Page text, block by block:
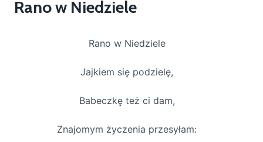
Rano w Niedziele
Rano w Niedziele
Jajkiem się podzielę,
Babeczkę też ci dam,
Znajomym życzenia przesyłam: